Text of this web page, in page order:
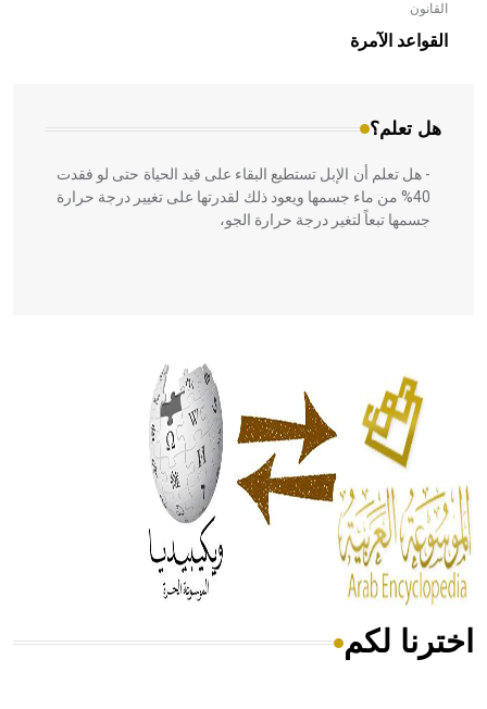
القانون
القواعد الآمرة
هل تعلم؟
- هل تعلم أن الأبلق نوع من الفنون الهندسية التي ارتبطت
بالعمارة الإسلامية في بلاد الشام ومصر خاصة، حيث يحرص
المعمار على بناء مداميكه وخاصة في الواجهات
- هل تعلم أن الإبل تستطيع البقاء على قيد الحياة حتى لو فقدت
40% من ماء جسمها ويعود ذلك لقدرتها على تغيير درجة حرارة
جسمها تبعاً لتغير درجة حرارة الجو،
الحكم، الأدلة، تنظيم التغذية، ورسالته في جروح الرأس. ويعود
له الفضل بأنه حرر الطب من الدين والفلسفة.
- هل تعلم أن المرجان إفراز حيواني يتكون في البحر ويتركب
من مادة كربونات الكلسيوم، وهو أحمر أو شديد الحمرة وهو
أجود أنواعه، ويمتاز بكبر الحجم ويسمى الش
هل تعلم أن الأبسيد كلمة فرنسية اللفظ تم اعتمادها مصطلحاً
اخترنا لكم